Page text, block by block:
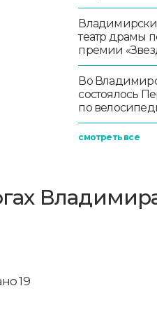
театр драмы
премии
Во
состоялось
по
смотреть все
19